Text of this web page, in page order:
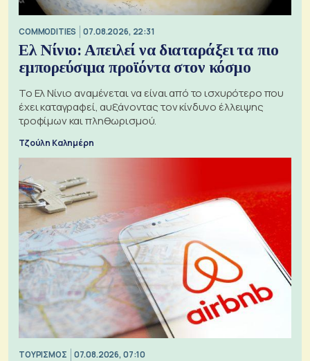
COMMODITIES 07.08.2026, 22:31
Ελ Νίνιο: Απειλεί να διαταράξει τα πιο
εμπορεύσιμα προϊόντα στον κόσμο
Το Ελ Νίνιο αναμένεται να είναι από το ισχυρότερο που
έχει καταγραφεί, αυξάνοντας τον κίνδυνο έλλειψης
τροφίμων και πληθωρισμού.
Τζούλη Καλημέρη
ΤΟΥΡΙΣΜΟΣ 07.08.2026, 07:10